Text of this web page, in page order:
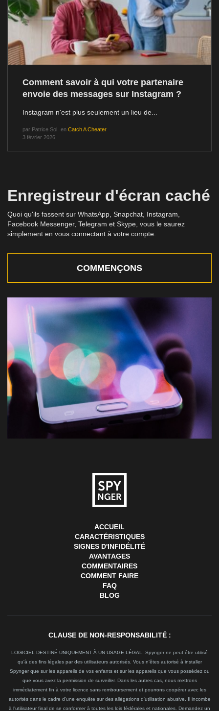
Comment savoir à qui votre partenaire
envoie des messages sur Instagram ?
Instagram n'est plus seulement un lieu de...
par Patrice Sol en Catch A Cheater
3 février 2026
Enregistreur d'écran caché
Quoi qu'ils fassent sur WhatsApp, Snapchat, Instagram,
Facebook Messenger, Telegram et Skype, vous le saurez
simplement en vous connectant à votre compte.
COMMENÇONS
ACCUEIL
CARACTÉRISTIQUES
SIGNES D'INFIDÉLITÉ
AVANTAGES
COMMENTAIRES
COMMENT FAIRE
FAQ
BLOG
CLAUSE DE NON-RESPONSABILITÉ :
LOGICIEL DESTINÉ UNIQUEMENT À UN USAGE LÉGAL. Spynger ne peut être utilisé
qu'à des fins légales par des utilisateurs autorisés. Vous n'êtes autorisé à installer
Spynger que sur les appareils de vos enfants et sur les appareils que vous possédez ou
que vous avez la permission de surveiller. Dans les autres cas, nous mettrons
immédiatement fin à votre licence sans remboursement et pourrons coopérer avec les
autorités dans le cadre d'une enquête sur des allégations d'utilisation abusive. Il incombe
à l'utilisateur final de se conformer à toutes les lois fédérales et nationales. Demandez un